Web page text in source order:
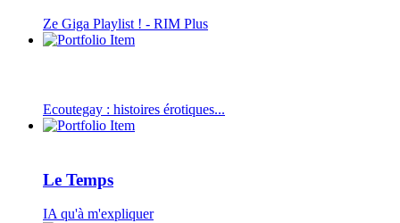
Ze Giga Playlist ! - RIM Plus
Ecoutegay : histoires érotiques...
Le Temps
IA qu'à m'expliquer